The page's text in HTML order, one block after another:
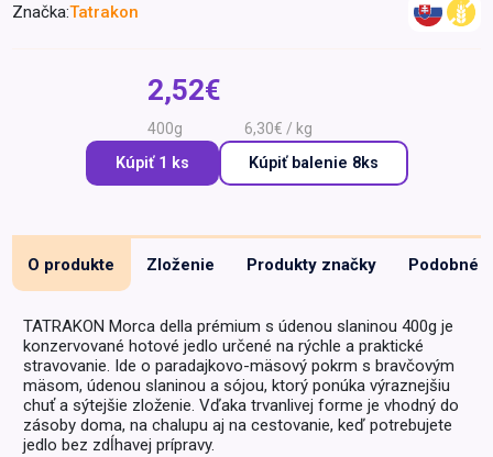
Drogéria a kozmetika
Domácnosť a kancelária
Značka:Tatrakon
2,52€
400g 6,30€ / kg
Kúpiť 1 ks Kúpiťbalenie 8ks
O produkte Zloženie Produkty značky Podobné
TATRAKON Morca della prémium s údenou slaninou 400g je
konzervované hotové jedlo určené na rýchle a praktické
stravovanie. Ide o paradajkovo-mäsový pokrm s bravčovým
mäsom, údenou slaninou a sójou, ktorý ponúka výraznejšiu
chuť a sýtejšie zloženie. Vďaka trvanlivej forme je vhodný do
zásoby doma, na chalupu aj na cestovanie, keď potrebujete
jedlo bez zdĺhavej prípravy.